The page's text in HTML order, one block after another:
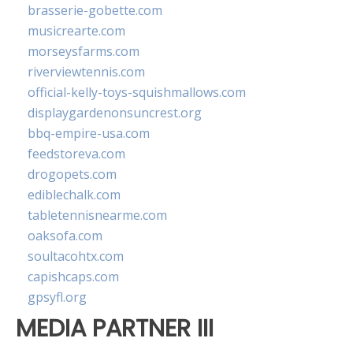
brasserie-gobette.com
musicrearte.com
morseysfarms.com
riverviewtennis.com
official-kelly-toys-squishmallows.com
displaygardenonsuncrest.org
bbq-empire-usa.com
feedstoreva.com
drogopets.com
ediblechalk.com
tabletennisnearme.com
oaksofa.com
soultacohtx.com
capishcaps.com
gpsyfl.org
MEDIA PARTNER III